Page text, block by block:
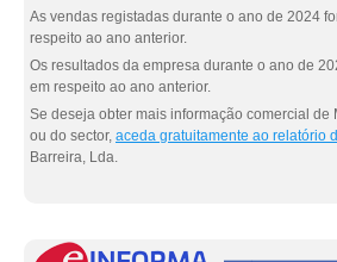
As vendas registadas durante o ano de 2024
respeito ao ano anterior.
Os resultados da empresa durante o ano de
em respeito ao ano anterior.
Se deseja obter mais informação comercial de
ou do sector, aceda gratuitamente ao relatório
Barreira, Lda.